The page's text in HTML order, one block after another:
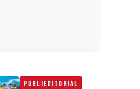
Publieditorial